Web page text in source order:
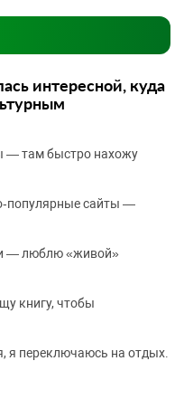
интересной, куда
— там быстро нахожу
сайты —
— люблю «живой»
книгу, чтобы
я переключаюсь на отдых.